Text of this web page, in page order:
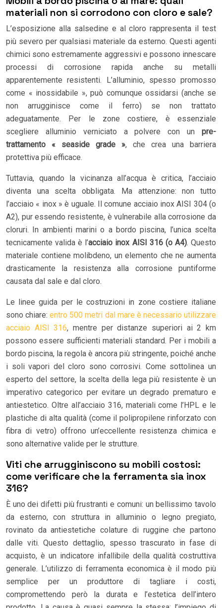
materiali non si corrodono con cloro e sale?
L’esposizione alla salsedine e al cloro rappresenta il test
più severo per qualsiasi materiale da esterno. Questi agenti
chimici sono estremamente aggressivi e possono innescare
processi di corrosione rapida anche su metalli
apparentemente resistenti. L’alluminio, spesso promosso
come « inossidabile », può comunque ossidarsi (anche se
non arrugginisce come il ferro) se non trattato
adeguatamente. Per le zone costiere, è essenziale
scegliere alluminio verniciato a polvere con un pre-
trattamento « seaside grade », che crea una barriera
protettiva più efficace.
Tuttavia, quando la vicinanza all’acqua è critica, l’acciaio
diventa una scelta obbligata. Ma attenzione: non tutto
l’acciaio « inox » è uguale. Il comune acciaio inox AISI 304 (o
A2), pur essendo resistente, è vulnerabile alla corrosione da
cloruri. In ambienti marini o a bordo piscina, l’unica scelta
tecnicamente valida è l’acciaio inox AISI 316 (o A4). Questo
materiale contiene molibdeno, un elemento che ne aumenta
drasticamente la resistenza alla corrosione puntiforme
causata dal sale e dal cloro.
Le linee guida per le costruzioni in zone costiere italiane
sono chiare:entro 500 metri dal mare è necessario utilizzare
acciaio AISI 316, mentre per distanze superiori ai 2 km
possono essere sufficienti materiali standard. Per i mobili a
bordo piscina, la regola è ancora più stringente, poiché anche
i soli vapori del cloro sono corrosivi. Come sottolinea un
esperto del settore, la scelta della lega più resistente è un
imperativo categorico per evitare un degrado prematuro e
antiestetico. Oltre all’acciaio 316, materiali come l’HPL e le
plastiche di alta qualità (come il polipropilene rinforzato con
fibra di vetro) offrono un’eccellente resistenza chimica e
sono alternative valide per le strutture.
Viti che arrugginiscono su mobili costosi:
come verificare che la ferramenta sia inox
316?
È uno dei difetti più frustranti e comuni: un bellissimo tavolo
da esterno, con struttura in alluminio o legno pregiato,
rovinato da antiestetiche colature di ruggine che partono
dalle viti. Questo dettaglio, spesso trascurato in fase di
acquisto, è un indicatore infallibile della qualità costruttiva
generale. L’utilizzo di ferramenta economica è il modo più
semplice per un produttore di tagliare i costi,
compromettendo però la durata e l’estetica dell’intero